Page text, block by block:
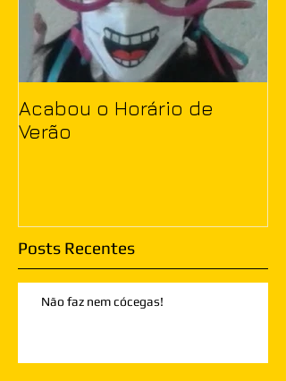
Acabou o Horário de
Verão
Posts Recentes
Não faz nem cócegas!